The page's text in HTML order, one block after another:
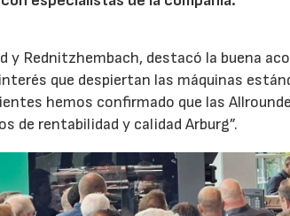
y Rednitzhembach, destacó la buena
que despiertan las máquinas
hemos confirmado que las
de rentabilidad y calidad Arburg”.